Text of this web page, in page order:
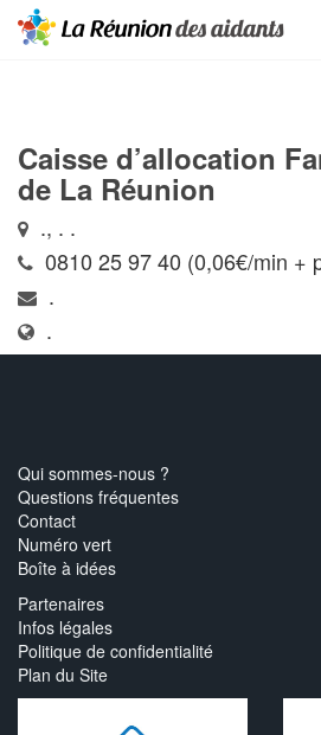
Caisse d’allocation
de La Réunion
., . .
0810 25 97 40 (0,06€/min +
.
.
Qui sommes-nous ?
Questions fréquentes
Contact
Numéro vert
Boîte à idées
Partenaires
Infos légales
Politique de confidentialité
Plan du Site